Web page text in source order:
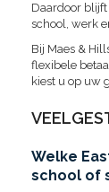
Daardoor
school, werk
Bij Maes &
flexibele
kiest u op uw
Welke
school of